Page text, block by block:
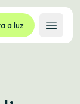
a luz
Abrir